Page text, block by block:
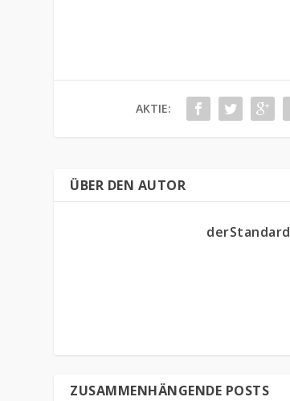
AKTIE:
ÜBER DEN AUTOR
derStandard
ZUSAMMENHÄNGENDE POSTS